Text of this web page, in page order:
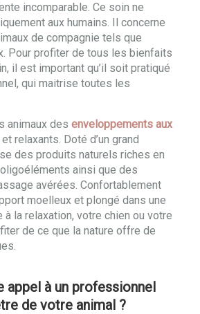
incomparable. Ce soin ne
aux humains. Il concerne
de compagnie tels que
Pour profiter de tous les bienfaits
il est important qu’il soit pratiqué
qui maitrise toutes les
animaux des enveloppements aux
relaxants. Doté d’un grand
des produits naturels riches en
ainsi que des
avérées. Confortablement
moelleux et plongé dans une
à la relaxation, votre chien ou votre
de ce que la nature offre de
appel à un professionnel
de votre animal ?